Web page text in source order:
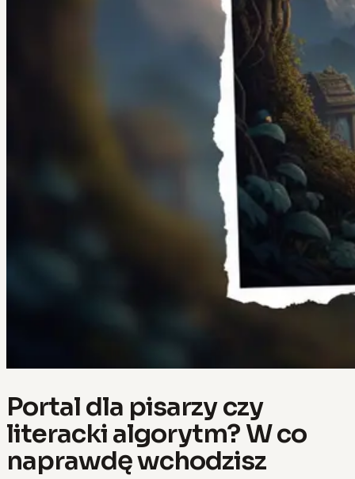
Portal dla pisarzy czy
literacki algorytm? W co
naprawdę wchodzisz